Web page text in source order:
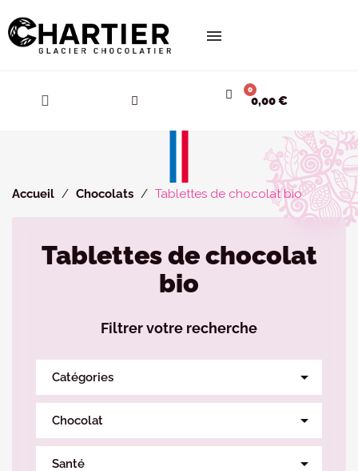
0,00 €
Accueil Chocolats Tablettes de chocolat bio
Tablettes de chocolat
bio
Filtrer votre recherche
Catégories 
Chocolat 
Santé 